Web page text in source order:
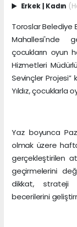
Erkek | Kadın
Toroslar Belediye
Mahallesi'nde
çocukların oyun
Hizmetleri
Sevinçler Projesi”
Yıldız, çocuklarla
Yaz boyunca
olmak üzere
gerçekleştirilen
geçirmelerini
dikkat, strateji
becerilerini